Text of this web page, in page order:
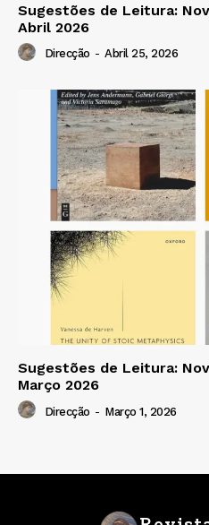
Sugestões de Leitura:
Abril 2026
Direcção - Abril 25, 2026
Sugestões de Leitura:
Março 2026
Direcção - Março 1, 2026